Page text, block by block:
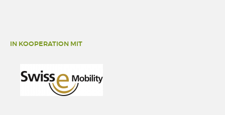
IN KOOPERATION MIT